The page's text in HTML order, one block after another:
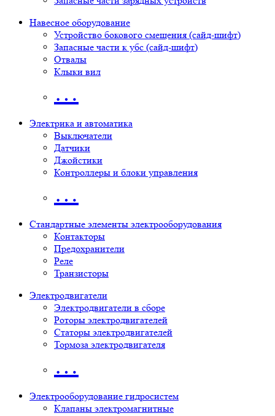
Навесное оборудование
Устройство бокового смещения (сайд-шифт)
Запасные части к убс (сайд-шифт)
Отвалы
Клыки вил
…
Электрика и автоматика
Выключатели
Датчики
Джойстики
Контроллеры и блоки управления
…
Стандартные элементы электрооборудования
Контакторы
Предохранители
Реле
Транзисторы
Электродвигатели
Электродвигатели в сборе
Роторы электродвигателей
Статоры электродвигателей
Тормоза электродвигателя
…
Электрооборудование гидросистем
Клапаны электромагнитные